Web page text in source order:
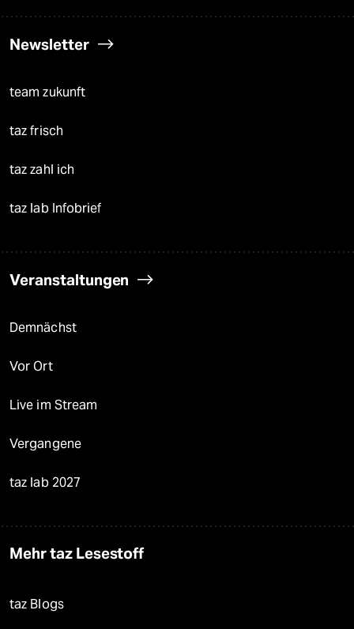
Newsletter
team zukunft
taz frisch
taz zahl ich
taz lab Infobrief
Veranstaltungen
Demnächst
Vor Ort
Live im Stream
Vergangene
taz lab 2027
Mehr taz Lesestoff
taz Blogs